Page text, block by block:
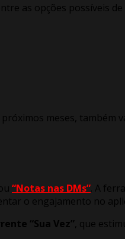
as opções possíveis
meses, também
“Notas nas DMs”. A
o engajamento no
“Sua Vez”, que